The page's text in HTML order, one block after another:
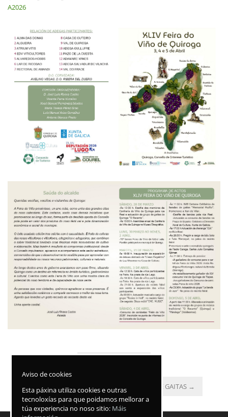
A2026
XVII CERTAME CELTIBÉRICO DE BANDAS DE GAITAS →
Aviso de cookies
Esta páxina utiliza cookies e outras
tecnoloxías para que poidamos mellorar a
túa experiencia no noso sitio: Máis